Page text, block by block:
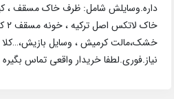
داره.وسایلش شامل: ظرف خاک مسقف ،
خشک،مالت کرمیش ، وسایل
نیاز.فوری.لطفا خریدار واقعی تماس بگیره